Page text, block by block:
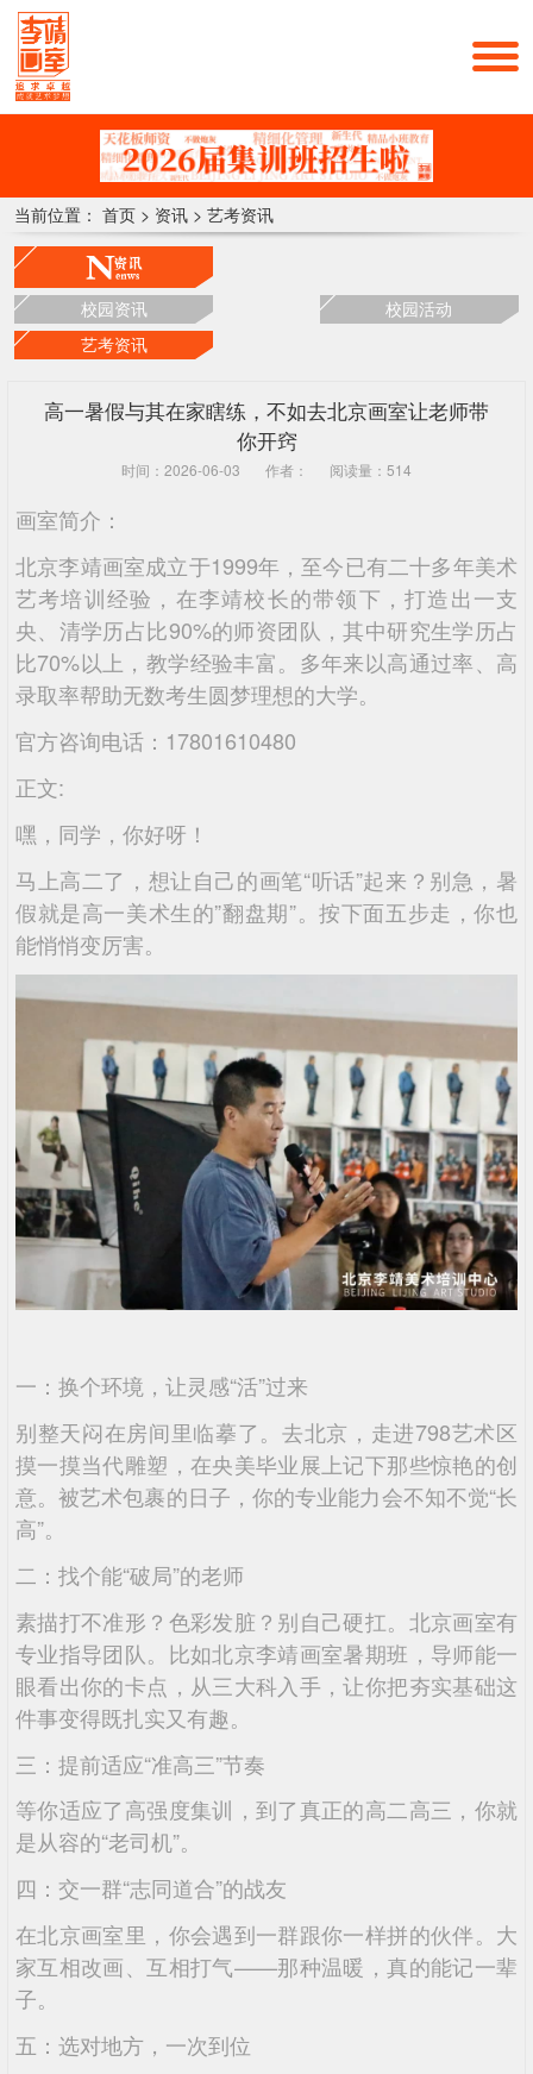
当前位置： 首页 > 资讯 > 艺考资讯
校园资讯
校园活动
艺考资讯
高一暑假与其在家瞎练，不如去北京画室让老师带
你开窍
时间：2026-06-03 作者： 阅读量：514
画室简介：
北京李靖画室成立于1999年，至今已有二十多年美术
艺考培训经验，在李靖校长的带领下，打造出一支
央、清学历占比90%的师资团队，其中研究生学历占
比70%以上，教学经验丰富。多年来以高通过率、高
录取率帮助无数考生圆梦理想的大学。
官方咨询电话：17801610480
正文:
嘿，同学，你好呀！
马上高二了，想让自己的画笔“听话”起来？别急，暑
假就是高一美术生的”翻盘期”。按下面五步走，你也
能悄悄变厉害。
一：换个环境，让灵感“活”过来
别整天闷在房间里临摹了。去北京，走进798艺术区
摸一摸当代雕塑，在央美毕业展上记下那些惊艳的创
意。被艺术包裹的日子，你的专业能力会不知不觉“长
高”。
二：找个能“破局”的老师
素描打不准形？色彩发脏？别自己硬扛。北京画室有
专业指导团队。比如北京李靖画室暑期班，导师能一
眼看出你的卡点，从三大科入手，让你把夯实基础这
件事变得既扎实又有趣。
三：提前适应“准高三”节奏
等你适应了高强度集训，到了真正的高二高三，你就
是从容的“老司机”。
四：交一群“志同道合”的战友
在北京画室里，你会遇到一群跟你一样拼的伙伴。大
家互相改画、互相打气——那种温暖，真的能记一辈
子。
五：选对地方，一次到位